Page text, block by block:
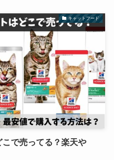
キャットフード
で売ってる？楽天や